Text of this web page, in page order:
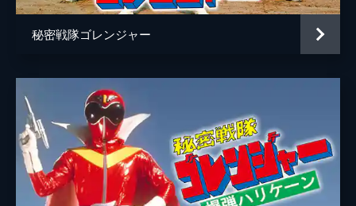
中川幸太郎
秘密戦隊ゴレンジャー